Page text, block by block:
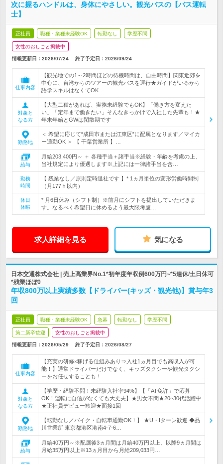
次に握るハンドルは、身体にやさしい。観光バスの【バス運転
士】
正社員 職種・業種未経験OK 転勤なし 学歴不問
女性のおしごと掲載中
情報更新日：2026/07/24 終了予定日： 2026/09/24
仕事内容
【観光地での1～2時間ほどの待機時間は、自由時間】関東近郊を
中心に、台湾からのツアーの観光バスを運行★ガイドがいるから
語学スキルはなくてOK
対象と
なる方
【大型二種があれば、実務未経験でもOK】「働き方を変えた
い」「定年まで働きたい」そんなきっかけで入社した先輩も！★
年末年始とGWは閑散期です
勤務地
＜ 希望に応じて“成田市または江東区”に配属となります／マイカ
ー通勤OK ＞ 【 千葉営業所 】…
給与
月給203,400円～ ＋ 各種手当＋諸手当※経験・年齢を考慮の上、
当社規定により優遇します※上記には一律諸手当を含…
勤務
時間
【 残業なし／原則定時退社です 】* 1ヵ月単位の変形労働時間制
（月177ｈ以内）
休日
休暇
* 月6日休み（シフト制）※前月にシフトを提出していただきま
す。なるべく希望日に休めるよう最大限考慮…
求人詳細を見る 気になる
日本交通株式会社 | 売上高業界No.1*初年度年収例600万円~*5連休/土日休可
*残業ほぼ0
年収800万以上実績多数【ドライバー(キッズ・観光他)】賞与年3
回
正社員 職種・業種未経験OK 急募 転勤なし 学歴不問
第二新卒歓迎 女性のおしごと掲載中
情報更新日：2026/05/29 終了予定日： 2026/08/27
仕事内容
【充実の研修×稼げる仕組みあり⇒入社1ヵ月目でも高収入が可
能！】通常ドライバーだけでなく、キッズタクシーや観光タクシ
ーをお任せすることも！
対象と
なる方
【学歴・経験不問！未経験入社率94%】【「AT免許」で応募
OK！運転に自信がなくても大丈夫】★男女不問★20~30代活躍中
★正社員デビュー歓迎★面接1回
勤務地
【転勤なし／バイク・自転車通勤OK！】 ★U・Iターン歓迎 ◆品
川営業所 東京都港区港南4-7-6…
給与
月給40万円～※配属後3ヵ月間は月給40万円以上、以降9ヵ月間は
月給35万円以上※13ヵ月目から月給209,033円…